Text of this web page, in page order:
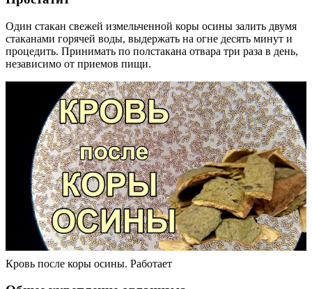
Один стакан свежей измельченной коры осины залить двумя
стаканами горячей воды, выдержать на огне десять минут и
процедить. Принимать по полстакана отвара три раза в день,
независимо от приемов пищи.
Кровь после коры осины. Работает